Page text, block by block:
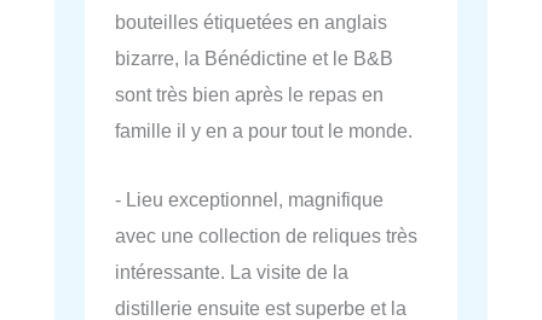
bouteilles étiquetées en anglais
bizarre, la Bénédictine et le B&B
sont très bien après le repas en
famille il y en a pour tout le monde.
- Lieu exceptionnel, magnifique
avec une collection de reliques très
intéressante. La visite de la
distillerie ensuite est superbe et la